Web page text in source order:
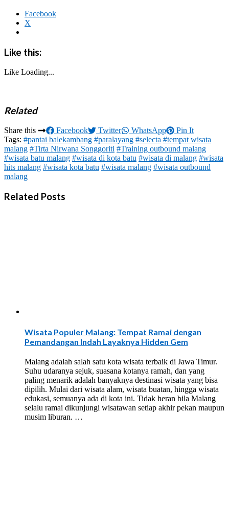
Facebook
X
Like this:
Like Loading...
Related
Share this Facebook Twitter WhatsApp
Pin It
Tags: #pantai balekambang #paralayang #selecta #tempat wisata
malang #Tirta Nirwana Songgoriti #Training outbound malang
#wisata batu malang #wisata di kota batu #wisata di malang #wisata
hits malang #wisata kota batu #wisata malang #wisata outbound
malang
Related Posts
Wisata Populer Malang: Tempat Ramai dengan
Pemandangan Indah Layaknya Hidden Gem
Malang adalah salah satu kota wisata terbaik di Jawa Timur.
Suhu udaranya sejuk, suasana kotanya ramah, dan yang
paling menarik adalah banyaknya destinasi wisata yang bisa
dipilih. Mulai dari wisata alam, wisata buatan, hingga wisata
edukasi, semuanya ada di kota ini. Tidak heran bila Malang
selalu ramai dikunjungi wisatawan setiap akhir pekan maupun
musim liburan. …